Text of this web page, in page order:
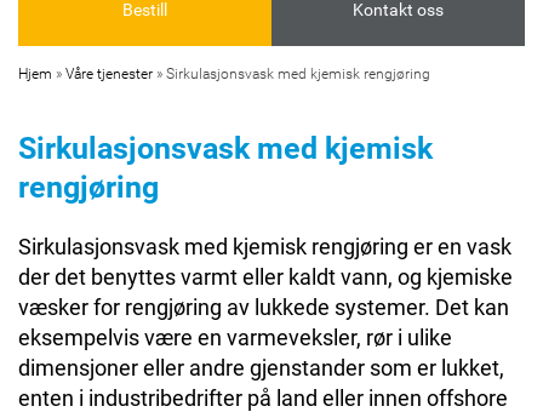
Bestill Kontakt oss
Hjem » Våre tjenester » Sirkulasjonsvask med kjemisk rengjøring
Sirkulasjonsvask med kjemisk
rengjøring
Sirkulasjonsvask med kjemisk rengjøring er en vask
der det benyttes varmt eller kaldt vann, og kjemiske
væsker for rengjøring av lukkede systemer. Det kan
eksempelvis være en varmeveksler, rør i ulike
dimensjoner eller andre gjenstander som er lukket,
enten i industribedrifter på land eller innen offshore